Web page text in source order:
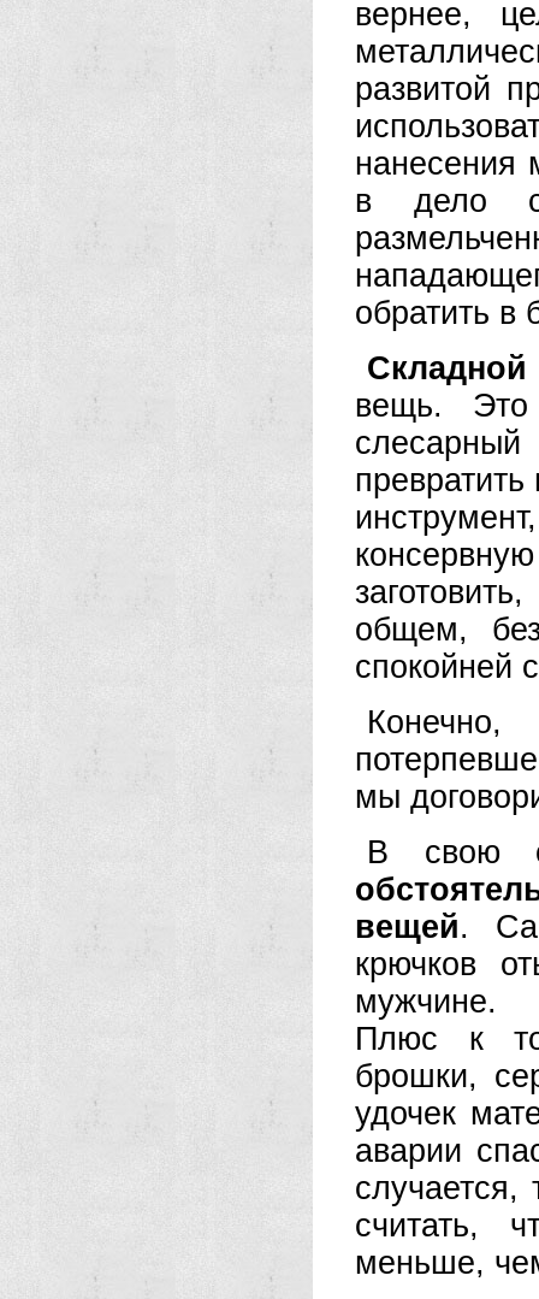
вернее,
развитой
нанесения
в дело
обратить в
Складной
вещь. Это
слесарный
общем,
спокойней
мы
В свою
вещей.
крючков
мужчине.
Плюс к
брошки,
удочек
аварии
считать,
меньше,